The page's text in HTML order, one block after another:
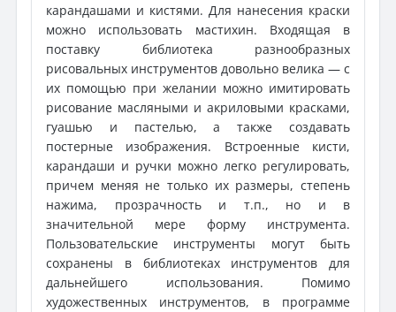
карандашами и кистями. Для нанесения краски
можно использовать мастихин. Входящая в
поставку библиотека разнообразных
рисовальных инструментов довольно велика — с
их помощью при желании можно имитировать
рисование масляными и акриловыми красками,
гуашью и пастелью, а также создавать
постерные изображения. Встроенные кисти,
карандаши и ручки можно легко регулировать,
причем меняя не только их размеры, степень
нажима, прозрачность и т.п., но и в
значительной мере форму инструмента.
Пользовательские инструменты могут быть
сохранены в библиотеках инструментов для
дальнейшего использования. Помимо
художественных инструментов, в программе